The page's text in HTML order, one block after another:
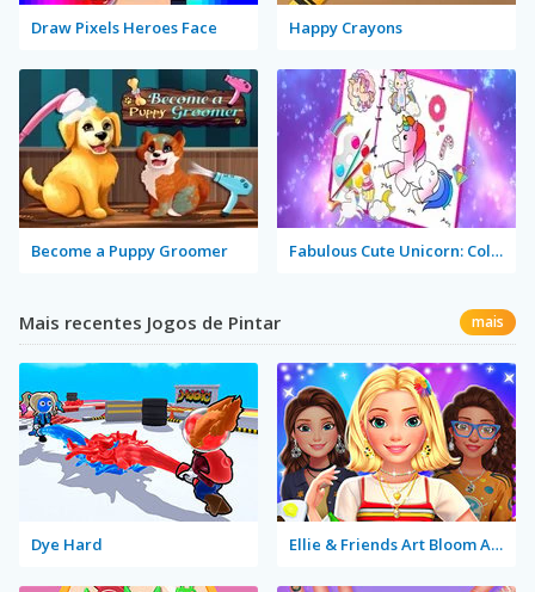
Draw Pixels Heroes Face Happy Crayons
Become a Puppy Groomer Fabulous Cute Unicorn: Coloring Book
Mais recentes Jogos de Pintar mais
Dye Hard Ellie & Friends Art Bloom Aesthetic